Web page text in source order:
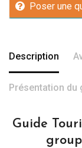
Poser une
Description
Présentation du
Guide